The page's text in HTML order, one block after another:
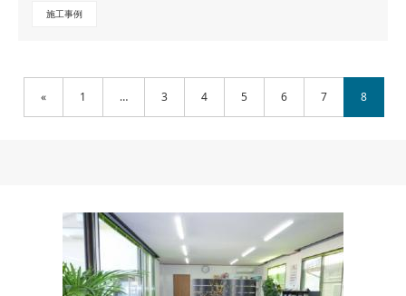
施工事例
« 1 … 3 4 5 6 7 8